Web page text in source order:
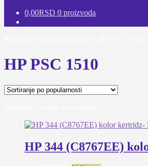
0,00RSD 0 proizvoda
HP PSC 1510
popularnosti
HP 344 (C8767EE)